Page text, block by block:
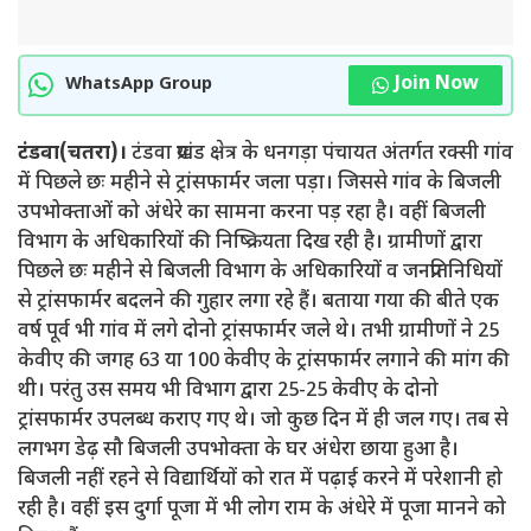
WhatsApp Group Join Now
टंडवा(चतरा)। टंडवा प्रखंड क्षेत्र के धनगड़ा पंचायत अंतर्गत रक्सी गांव
में पिछले छः महीने से ट्रांसफार्मर जला पड़ा। जिससे गांव के बिजली
उपभोक्ताओं को अंधेरे का सामना करना पड़ रहा है। वहीं बिजली
विभाग के अधिकारियों की निष्क्रियता दिख रही है। ग्रामीणों द्वारा
पिछले छः महीने से बिजली विभाग के अधिकारियों व जनप्रतिनिधियों
से ट्रांसफार्मर बदलने की गुहार लगा रहे हैं। बताया गया की बीते एक
वर्ष पूर्व भी गांव में लगे दोनो ट्रांसफार्मर जले थे। तभी ग्रामीणों ने 25
केवीए की जगह 63 या 100 केवीए के ट्रांसफार्मर लगाने की मांग की
थी। परंतु उस समय भी विभाग द्वारा 25-25 केवीए के दोनो
ट्रांसफार्मर उपलब्ध कराए गए थे। जो कुछ दिन में ही जल गए। तब से
लगभग डेढ़ सौ बिजली उपभोक्ता के घर अंधेरा छाया हुआ है।
बिजली नहीं रहने से विद्यार्थियों को रात में पढ़ाई करने में परेशानी हो
रही है। वहीं इस दुर्गा पूजा में भी लोग राम के अंधेरे में पूजा मानने को